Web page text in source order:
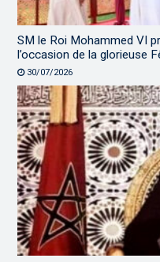
SM le Roi Mohammed VI
l’occasion de la glorieuse
30/07/2026